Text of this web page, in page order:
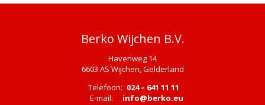
Berko Wijchen B.V.
Havenweg 14
6603 AS Wijchen, Gelderland
Telefoon: 024 – 641 11 11
E-mail:
info@berko.eu